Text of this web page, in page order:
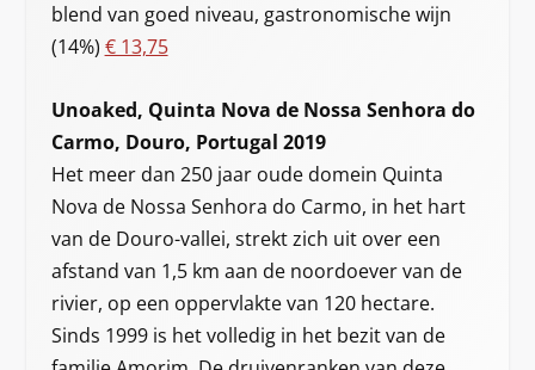
blend van goed niveau, gastronomische wijn
(14%) € 13,75
Unoaked, Quinta Nova de Nossa Senhora do
Carmo, Douro, Portugal 2019
Het meer dan 250 jaar oude domein Quinta
Nova de Nossa Senhora do Carmo, in het hart
van de Douro-vallei, strekt zich uit over een
afstand van 1,5 km aan de noordoever van de
rivier, op een oppervlakte van 120 hectare.
Sinds 1999 is het volledig in het bezit van de